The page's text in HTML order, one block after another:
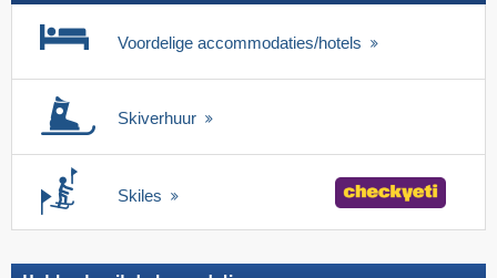
Voordelige accommodaties/hotels
Skiverhuur
Skiles